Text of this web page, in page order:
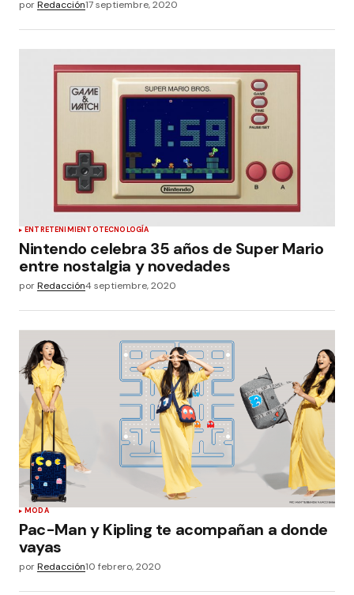
porRedacción17 septiembre, 2020
ENTRETENIMIENTOTECNOLOGÍA
Nintendo celebra 35 años de Super Mario
entre nostalgia y novedades
porRedacción4 septiembre, 2020
MODA
Pac-Man y Kipling te acompañan a donde
vayas
porRedacción10 febrero, 2020